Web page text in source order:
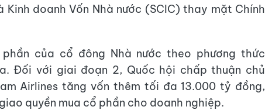
doanh Vốn Nhà nước (SCIC) thay mặt Chính
của cổ đông Nhà nước theo phương thức
Đối với giai đoạn 2, Quốc hội chấp thuận chủ
Airlines tăng vốn thêm tối đa 13.000 tỷ đồng,
quyền mua cổ phần cho doanh nghiệp.